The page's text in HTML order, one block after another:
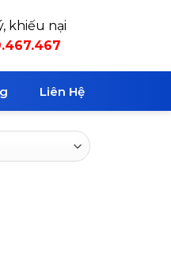
khiếu nại
Liên Hệ